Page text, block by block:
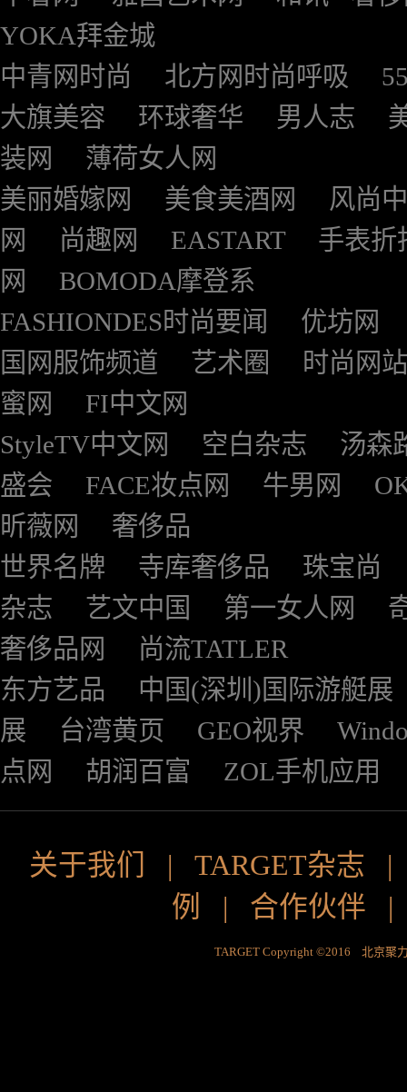
YOKA拜金城
中青网时尚
北方网时尚呼吸
大旗美容
环球奢华 男人志
装网
薄荷女人网
美丽婚嫁网
美食美酒网
风尚
网
尚趣网 EASTART
手表折
网
BOMODA摩登系
FASHIONDES时尚要闻
优坊网
国网服饰频道
艺术圈
时尚网站
蜜网
FI中文网
StyleTV中文网
空白杂志
汤森
盛会
FACE妆点网 牛男网
昕薇网
奢侈品
世界名牌
寺库奢侈品
珠宝尚
杂志
艺文中国 第一女人网
奢侈品网
尚流TATLER
东方艺品
中国(深圳)国际游艇展
展
台湾黄页 GEO视界
点网
胡润百富 ZOL手机应用
关于我们 | TARGET杂志
例
| 合作伙伴
TARGET Copyright ©2016 北京聚